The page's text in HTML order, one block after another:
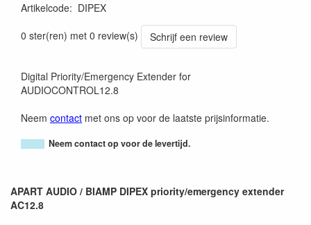
Artikelcode: DIPEX
0 ster(ren) met 0 review(s)
Schrijf een review
Digital Priority/Emergency Extender for
AUDIOCONTROL12.8
Neem contact met ons op voor de laatste prijsinformatie.
Neem contact op voor de levertijd.
APART AUDIO / BIAMP DIPEX priority/emergency extender
AC12.8